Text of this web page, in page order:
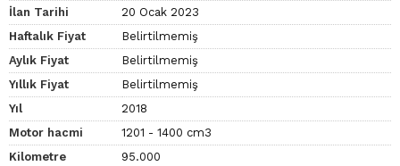
İlan Tarihi
20 Ocak 2023
Haftalık Fiyat
Belirtilmemiş
Aylık Fiyat
Belirtilmemiş
Yıllık Fiyat
Belirtilmemiş
Yıl
2018
Motor hacmi
1201 - 1400 cm3
Kilometre
95.000